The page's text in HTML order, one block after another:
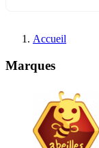
Accueil
Marques